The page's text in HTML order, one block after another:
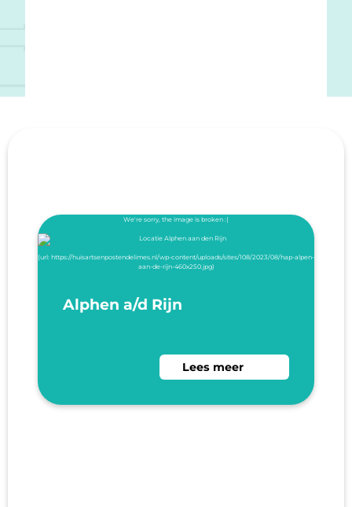
Alphen a/d Rijn
Lees meer over Alphen a/d
Lees meer